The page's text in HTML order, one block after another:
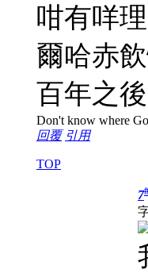
咁有咩
爾哈赤
百年之
Don't know where
回覆 引用
TOP
7